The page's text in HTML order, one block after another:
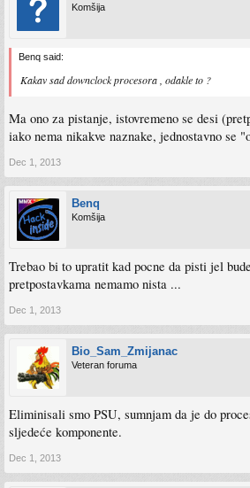
Komšija
Benq said:
Kakav sad downclock procesora , odakle to ?
Ma ono za pistanje, istovremeno se desi
iako nema nikakve naznake, jednostavno se
Dec 1, 2013
Benq
Komšija
Trebao bi to upratit kad pocne da pisti jel
pretpostavkama nemamo nista ...
Dec 1, 2013
Bio_Sam_Zmijanac
Veteran foruma
Eliminisali smo PSU, sumnjam da je do
sljedeće komponente.
Dec 1, 2013